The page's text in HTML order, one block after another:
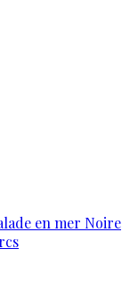
en mer Noire